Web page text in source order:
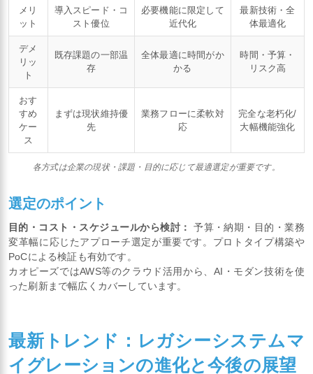
メリ
ット
導入スピード・コ
スト優位
必要機能に限定して
近代化
最新技術・全
体最適化
デメ
リッ
ト
既存課題の一部温
存
全体最適に時間がか
かる
時間・予算・
リスク高
おす
すめ
ケー
ス
まずは現状維持優
先
業務フローに柔軟対
応
完全な老朽化/
大幅機能強化
各方式は企業の現状・課題・目的に応じて最適選定が重要です。
選定のポイント
目的・コスト・スケジュールから検討：
予算・納期・目的・業務
変革幅に応じたアプローチ選定が重要です。プロトタイプ構築や
PoCによる検証も有効です。
カオピーズではAWS等のクラウド活用から、AI・モダン技術を使
った刷新まで幅広くカバーしています。
最新トレンド：レガシーシステムマ
イグレーションの進化と今後の展望